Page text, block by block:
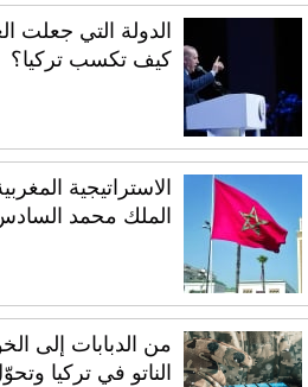
الدولة التي جعلت
كيف تكسب تركيا؟
الاستراتيجية
الملك محمد
من الدبابات إلى
الناتو في تركيا